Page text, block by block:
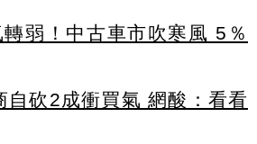
弱！中古車市吹寒風 5％
自砍2成衝買氣 網酸：看看